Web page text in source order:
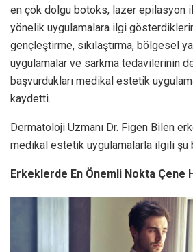
en çok dolgu botoks, lazer epilasyon
yönelik uygulamalara ilgi
gençleştirme, sıkılaştırma, bölgesel
uygulamalar ve sarkma tedavilerinin
başvurdukları medikal estetik
kaydetti.
Dermatoloji Uzmanı Dr. Figen Bilen
medikal estetik uygulamalarla ilgili şu
Erkeklerde En Önemli Nokta Çene